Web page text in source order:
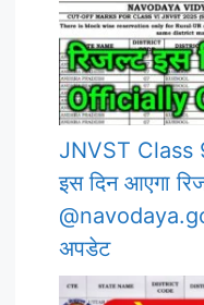
JNVST Class
इस दिन आएगा
अपडेट